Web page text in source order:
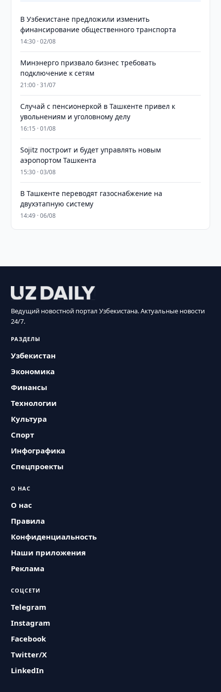
В Узбекистане предложили изменить
финансирование общественного транспорта
14:30 · 02/08
Минэнерго призвало бизнес требовать
подключение к сетям
21:00 · 31/07
Случай с пенсионеркой в Ташкенте привел к
увольнениям и уголовному делу
16:15 · 01/08
Sojitz построит и будет управлять новым
аэропортом Ташкента
15:30 · 03/08
В Ташкенте переводят газоснабжение на
двухэтапную систему
14:49 · 06/08
Ведущий новостной портал Узбекистана. Актуальные новости
24/7.
РАЗДЕЛЫ
Узбекистан
Экономика
Финансы
Технологии
Культура
Спорт
Инфографика
Спецпроекты
О НАС
О нас
Правила
Конфиденциальность
Наши приложения
Реклама
СОЦСЕТИ
Telegram
Instagram
Facebook
Twitter/X
LinkedIn